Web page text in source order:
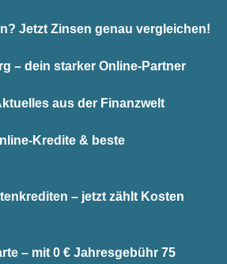
Jetzt Zinsen genau vergleichen!
– dein starker Online-Partner
aus der Finanzwelt
Kredite & beste
– jetzt zählt Kosten
– mit 0 € Jahresgebühr 75